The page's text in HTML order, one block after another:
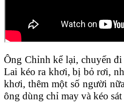
Ông Chỉnh kể lại, chuyến
Lai kéo ra khơi, bị bỏ rơi,
khơi, thêm một số người
ông dùng chỉ may và kéo